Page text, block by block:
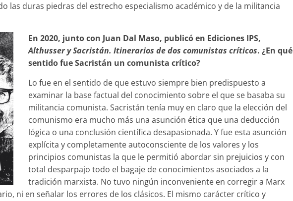
las duras piedras del estrecho especialismo académico y de la militancia
En 2020, junto con Juan Dal Maso, publicó en Ediciones IPS,
Althusser y Sacristán. Itinerarios de dos comunistas críticos. ¿En qué
sentido fue Sacristán un comunista crítico?
Lo fue en el sentido de que estuvo siempre bien predispuesto a
examinar la base factual del conocimiento sobre el que se basaba su
militancia comunista. Sacristán tenía muy en claro que la elección del
comunismo era mucho más una asunción ética que una deducción
lógica o una conclusión científica desapasionada. Y fue esta asunción
explícita y completamente autoconsciente de los valores y los
principios comunistas la que le permitió abordar sin prejuicios y con
total desparpajo todo el bagaje de conocimientos asociados a la
tradición marxista. No tuvo ningún inconveniente en corregir a Marx
ni en señalar los errores de los clásicos. El mismo carácter crítico y